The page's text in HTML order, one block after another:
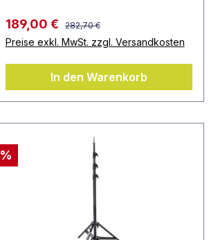
189,00 € 282,70 €
Preise exkl. MwSt. zzgl. Versandkosten
In den Warenkorb
%